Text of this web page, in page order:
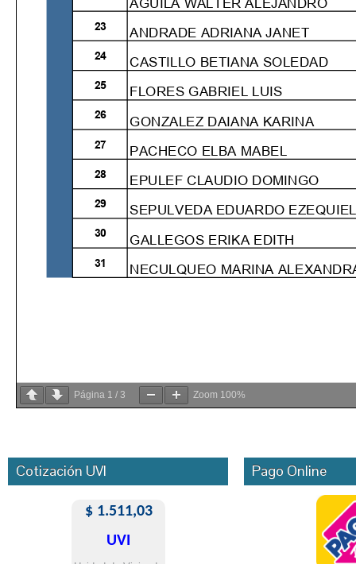
Página 1 / 3 Zoom 100%
Cotización UVI Pago Online